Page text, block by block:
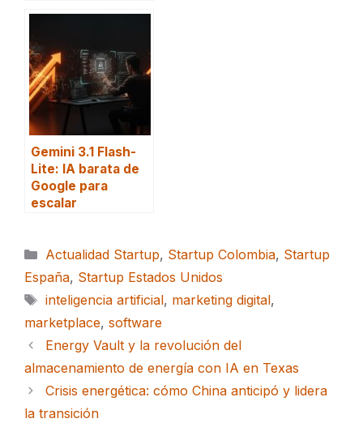
Gemini 3.1 Flash-
Lite: IA barata de
Google para
escalar
Categorías
Actualidad Startup, Startup Colombia, Startup
España, Startup Estados Unidos
Etiquetas
inteligencia artificial, marketing digital,
marketplace, software
Energy Vault y la revolución del
almacenamiento de energía con IA en Texas
Crisis energética: cómo China anticipó y lidera
la transición